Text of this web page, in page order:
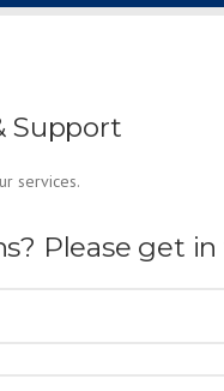
Support
services.
Please get